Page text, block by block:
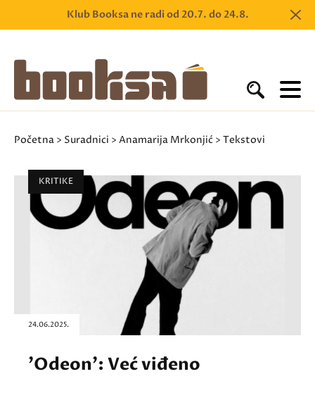
Klub Booksa ne radi od 20.7. do 24.8.
Početna > Suradnici > Anamarija Mrkonjić > Tekstovi
KRITIKE
24.06.2025.
'Odeon': Već viđeno